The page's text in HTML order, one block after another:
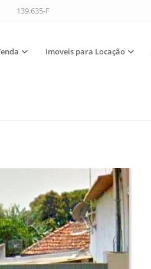
139.635-F
Imoveis para Locação